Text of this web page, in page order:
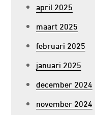
april 2025
maart 2025
februari 2025
januari 2025
december 2024
november 2024